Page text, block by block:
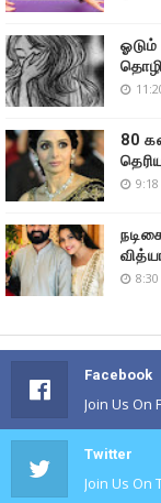
ஓடும்
80
Facebook
Join Us On
Twitter
Join Us On